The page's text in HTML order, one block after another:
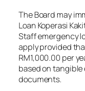
The Board may
Loan Koperasi
Staff emergency
apply provided
RM1,000.00 per
based on
documents.